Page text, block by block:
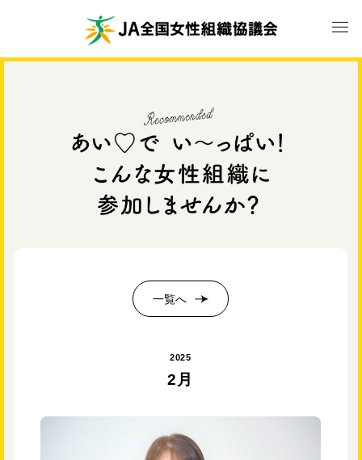
一覧へ
2025
2月